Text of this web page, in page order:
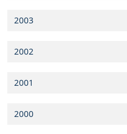
2003
2002
2001
2000